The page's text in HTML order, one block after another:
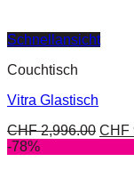
Schnellansicht
Couchtisch
Vitra Glastisch
CHF2,996.00 CHF
-78%